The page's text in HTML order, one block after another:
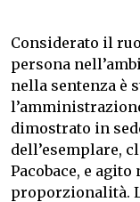
Considerato il
persona
nella sentenza è
dimostrato in
dell’esemplare,
Pacobace, e
proporzionalità.